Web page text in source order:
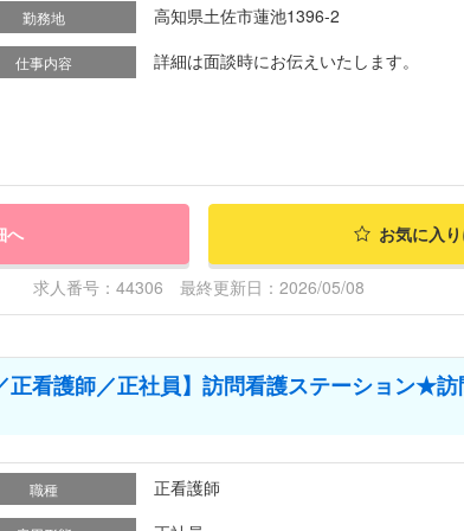
勤務地 高知県土佐市蓮池1396-2
仕事内容 詳細は面談時にお伝えいたします。
へ お気に入
求人番号：44306 最終更新日：2026/05/08
看護師／正社員】訪問看護ステーション★訪
職種 正看護師